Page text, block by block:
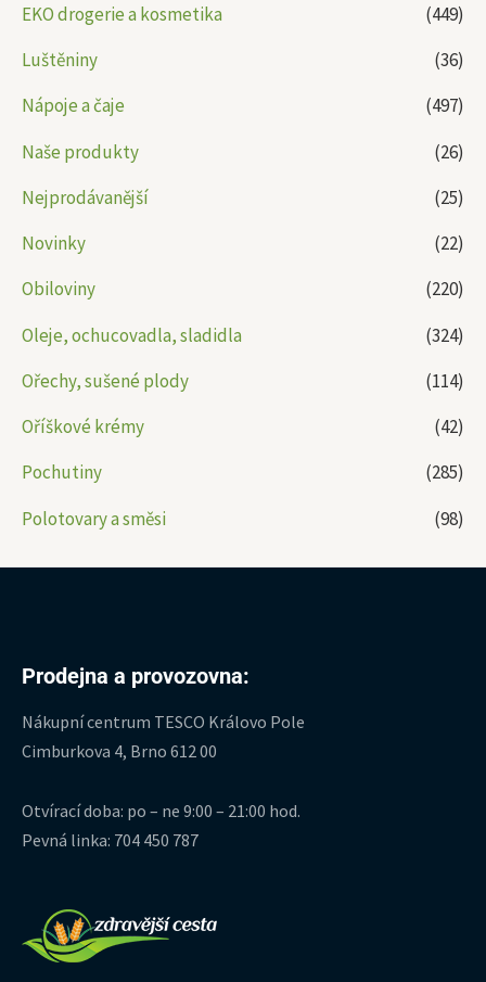
EKO drogerie a kosmetika
(449)
Luštěniny
(36)
Nápoje a čaje
(497)
Naše produkty
(26)
Nejprodávanější
(25)
Novinky
(22)
Obiloviny
(220)
Oleje, ochucovadla, sladidla
(324)
Ořechy, sušené plody
(114)
Oříškové krémy
(42)
Pochutiny
(285)
Polotovary a směsi
(98)
Prodejna a provozovna:
Nákupní centrum TESCO Královo Pole
Cimburkova 4, Brno 612 00
Otvírací doba: po – ne 9:00 – 21:00 hod.
Pevná linka: 704 450 787